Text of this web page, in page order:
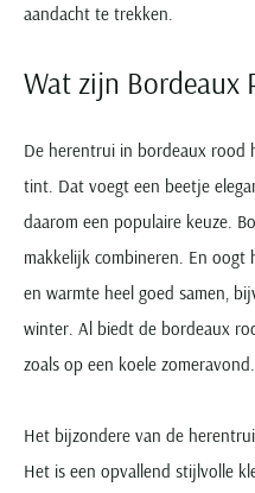
aandacht te trekken.
Wat zijn Bordeaux
De herentrui in bordeaux rood
tint. Dat voegt een beetje
daarom een populaire keuze.
makkelijk combineren. En
en warmte heel goed samen,
winter. Al biedt de bordeaux
zoals op een koele zomeravond.
Het bijzondere van de
Het is een opvallend stijlvolle